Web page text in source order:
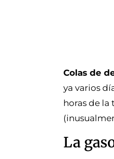
Colas de
ya varios
horas de la
La